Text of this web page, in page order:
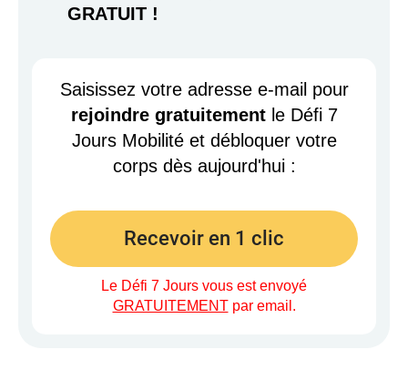
GRATUIT !
Saisissez votre adresse e-mail pour
rejoindre gratuitementle Défi 7
Jours Mobilité et débloquer votre
corps dès aujourd'hui :
Recevoir en 1 clic
Le Défi 7 Jours vous est envoyé
GRATUITEMENTpar email.